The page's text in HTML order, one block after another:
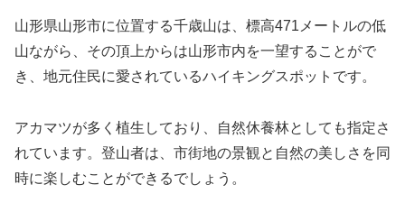
山形県山形市に位置する千歳山は、標高471メートルの低
山ながら、その頂上からは山形市内を一望することがで
き、地元住民に愛されているハイキングスポットです。
アカマツが多く植生しており、自然休養林としても指定さ
れています。登山者は、市街地の景観と自然の美しさを同
時に楽しむことができるでしょう。